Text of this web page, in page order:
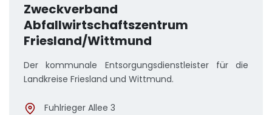
Zweckverband
Abfallwirtschaftszentrum
Friesland/Wittmund
Der kommunale Entsorgungsdienstleister für die
Landkreise Friesland und Wittmund.
Fuhlrieger Allee 3